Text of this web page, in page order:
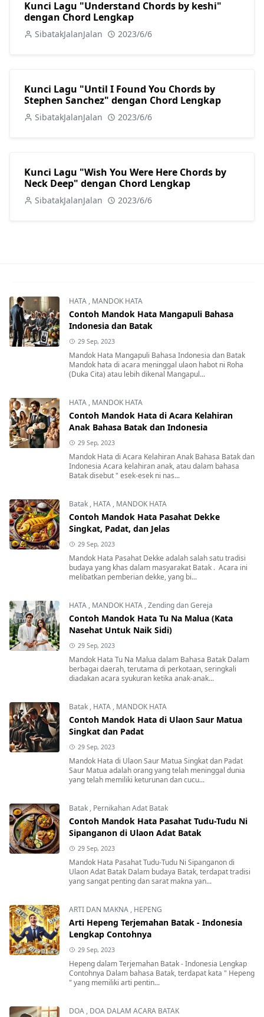
Kunci Lagu "Understand Chords by keshi"
dengan Chord Lengkap
SibatakJalanJalan 2023/6/6
Kunci Lagu "Until I Found You Chords by
Stephen Sanchez" dengan Chord Lengkap
SibatakJalanJalan 2023/6/6
Kunci Lagu "Wish You Were Here Chords by
Neck Deep" dengan Chord Lengkap
SibatakJalanJalan 2023/6/6
HATA , MANDOK HATA
Contoh Mandok Hata Mangapuli Bahasa
Indonesia dan Batak
29 Sep, 2023
Mandok Hata Mangapuli Bahasa Indonesia dan Batak
Mandok hata di acara meninggal ulaon habot ni Roha
(Duka Cita) atau lebih dikenal Mangapul...
HATA , MANDOK HATA
Contoh Mandok Hata di Acara Kelahiran
Anak Bahasa Batak dan Indonesia
29 Sep, 2023
Mandok Hata di Acara Kelahiran Anak Bahasa Batak dan
Indonesia Acara kelahiran anak, atau dalam bahasa
Batak disebut " esek-esek ni nas...
Batak , HATA , MANDOK HATA
Contoh Mandok Hata Pasahat Dekke
Singkat, Padat, dan Jelas
29 Sep, 2023
Mandok Hata Pasahat Dekke adalah salah satu tradisi
budaya yang khas dalam masyarakat Batak . Acara ini
melibatkan pemberian dekke, yang bi...
HATA , MANDOK HATA ,Zending dan Gereja
Contoh Mandok Hata Tu Na Malua (Kata
Nasehat Untuk Naik Sidi)
29 Sep, 2023
Mandok Hata Tu Na Malua dalam Bahasa Batak Dalam
berbagai daerah, terutama di perkotaan, seringkali
diadakan acara syukuran ketika anak-anak...
Batak , HATA , MANDOK HATA
Contoh Mandok Hata di Ulaon Saur Matua
Singkat dan Padat
29 Sep, 2023
Mandok Hata di Ulaon Saur Matua Singkat dan Padat
Saur Matua adalah orang yang telah meninggal dunia
yang telah memiliki keturunan dan cucu...
Batak , Pernikahan Adat Batak
Contoh Mandok Hata Pasahat Tudu-Tudu Ni
Sipanganon di Ulaon Adat Batak
29 Sep, 2023
Mandok Hata Pasahat Tudu-Tudu Ni Sipanganon di
Ulaon Adat Batak Dalam budaya Batak, terdapat tradisi
yang sangat penting dan sarat makna yan...
ARTI DAN MAKNA , HEPENG
Arti Hepeng Terjemahan Batak - Indonesia
Lengkap Contohnya
29 Sep, 2023
Hepeng dalam Terjemahan Batak - Indonesia Lengkap
Contohnya Dalam bahasa Batak, terdapat kata " Hepeng
" yang memiliki arti pentin...
DOA , DOA DALAM ACARA BATAK